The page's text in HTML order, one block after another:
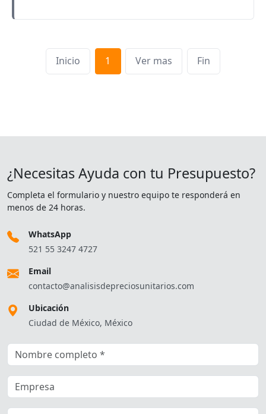
Inicio 1 Ver mas Fin
¿Necesitas Ayuda con tu Presupuesto?
Completa el formulario y nuestro equipo te responderá en
menos de 24 horas.
WhatsApp
521 55 3247 4727
Email
contacto@analisisdepreciosunitarios.com
Ubicación
Ciudad de México, México